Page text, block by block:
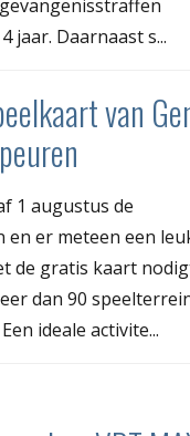
jaar. Daarnaast s...
van
1 augustus de
en er meteen een
de gratis kaart
dan 90
ideale activite...